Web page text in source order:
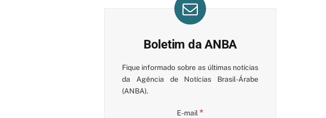
Boletim da ANBA
Fique informado sobre as últimas notícias
da Agência de Notícias Brasil-Árabe
(ANBA).
E-mail *